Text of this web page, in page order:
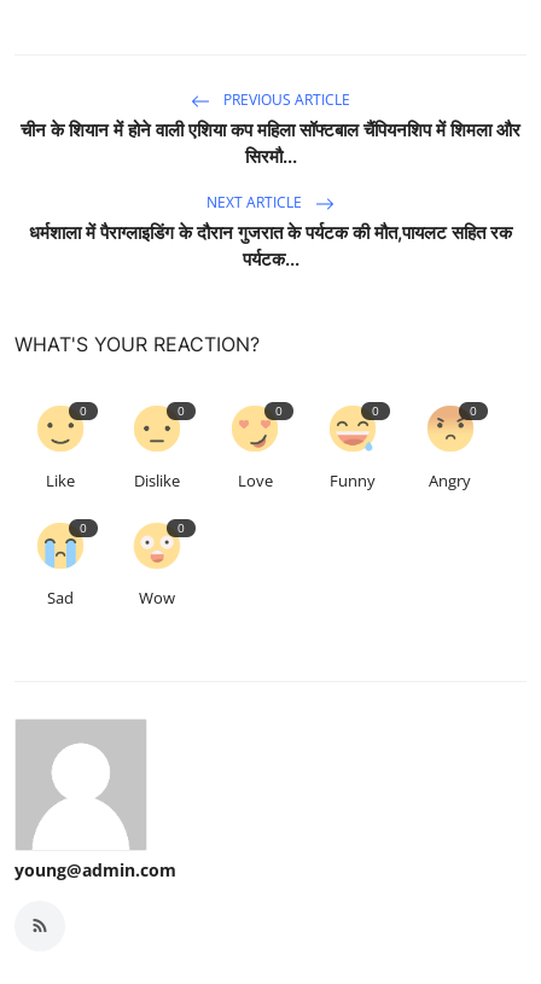
PREVIOUS ARTICLE
चीन के शियान में होने वाली एशिया कप महिला सॉफ्टबाल चैंपियनशिप में शिमला और
सिरमौ...
NEXT ARTICLE
धर्मशाला में पैराग्लाइडिंग के दौरान गुजरात के पर्यटक की मौत,पायलट सहित रक
पर्यटक...
WHAT'S YOUR REACTION?
0
Like
0
Dislike
0
Love
0
Funny
0
Angry
0
Sad
0
Wow
young@admin.com